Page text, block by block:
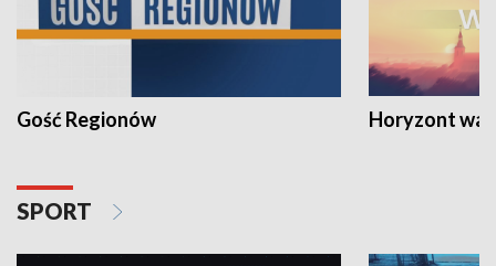
Gość Regionów Horyzont
SPORT